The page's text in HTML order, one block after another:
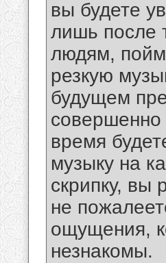
вы будете
лишь после
людям,
резкую
будущем
совершенно
время
музыку на
скрипку, вы
не
ощущения,
незнакомы.